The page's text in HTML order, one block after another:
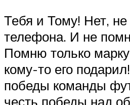
Тебя и Тому! Нет, не
телефона. И не
Помню только
кому-то его
победы команды
честь победы над